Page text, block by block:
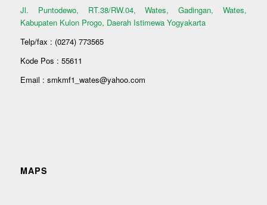
Jl. Puntodewo, RT.38/RW.04, Wates, Gadingan, Wates,
Kabupaten Kulon Progo, Daerah Istimewa Yogyakarta
Telp/fax : (0274) 773565
Kode Pos : 55611
Email : smkmf1_wates@yahoo.com
MAPS